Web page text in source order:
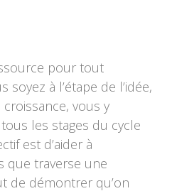
pour tout
à l’étape de l’idée,
vous y
les stages du cycle
est d’aider à
que traverse une
de démontrer qu’on